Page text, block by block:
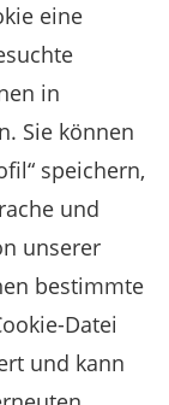
eine
in
Sie können
speichern,
und
unserer
bestimmte
Datei
und kann